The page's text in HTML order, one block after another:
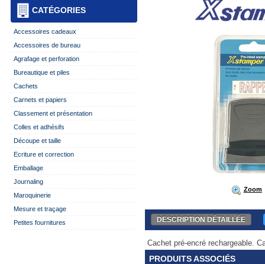
CATÉGORIES
Accessoires cadeaux
Accessoires de bureau
Agrafage et perforation
Bureautique et piles
Cachets
Carnets et papiers
Classement et présentation
Colles et adhésifs
Découpe et taille
Ecriture et correction
Emballage
Journaling
Maroquinerie
Mesure et traçage
Petites fournitures
Zoom
DESCRIPTION DÉTAILLÉE
Cachet pré-encré rechargeable.
PRODUITS ASSOCIÉS